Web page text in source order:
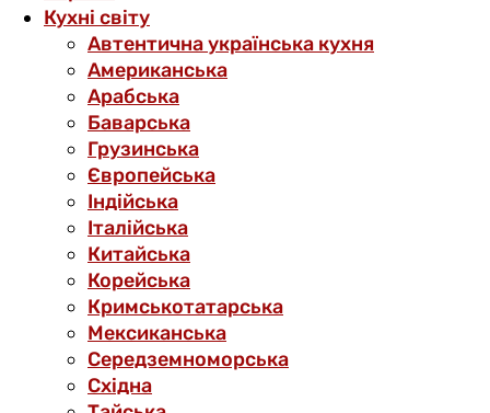
Кухні світу
Автентична українська кухня
Американська
Арабська
Баварська
Грузинська
Європейська
Індійська
Італійська
Китайська
Корейська
Кримськотатарська
Мексиканська
Середземноморська
Східна